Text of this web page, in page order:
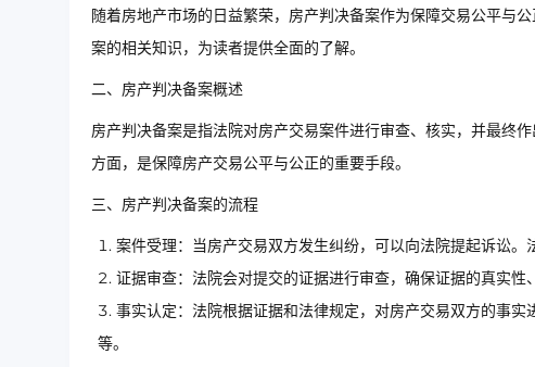
随着房地产市场的日益繁荣，房产判决备案作为保障交易公平与
案的相关知识，为读者提供全面的了解。
二、房产判决备案概述
房产判决备案是指法院对房产交易案件进行审查、核实，并最终
方面，是保障房产交易公平与公正的重要手段。
三、房产判决备案的流程
案件受理：当房产交易双方发生纠纷，可以向法院提起诉讼。
证据审查：法院会对提交的证据进行审查，确保证据的真实性
事实认定：法院根据证据和法律规定，对房产交易双方的事
等。